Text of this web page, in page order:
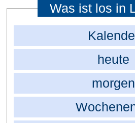
Was ist los in
heute
morgen